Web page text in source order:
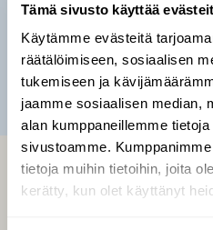
Tämä sivusto käyttää
Käytämme evästeitä
räätälöimiseen, sosiaalisen
tukemiseen ja
jaamme sosiaalisen median,
alan kumppaneillemme
sivustoamme.
tietoja muihin tietoihin, joita
kerätty, kun olet käyttänyt
Lumikko on
petonisäkäs.
Kuva: Shutterstock